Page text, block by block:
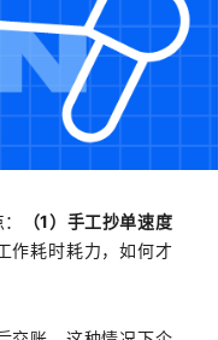
（1）手工抄单速度
作耗时耗力，如何才